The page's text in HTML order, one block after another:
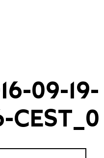
09-19-
CEST_0